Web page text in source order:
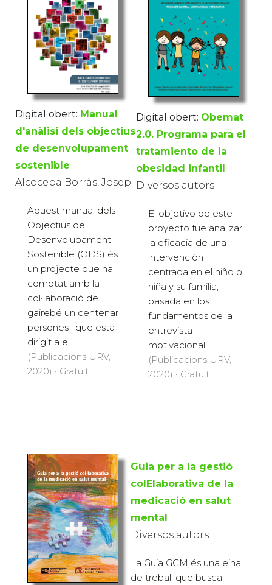
Digital obert: Manual
d'anàlisi dels objectius
de desenvolupament
sostenible
Alcoceba Borràs, Josep
Aquest manual dels
Objectius de
Desenvolupament
Sostenible (ODS) és
un projecte que ha
comptat amb la
col·laboració de
gairebé un centenar
persones i que està
dirigit a e...
(Publicacions URV,
2020) · Gratuït
Digital obert: Obemat
2.0. Programa para el
tratamiento de la
obesidad infantil
Diversos autors
El objetivo de este
proyecto fue analizar
la eficacia de una
intervención
centrada en el niño o
niña y su familia,
basada en los
fundamentos de la
entrevista
motivacional. ...
(Publicacions URV,
2020) · Gratuït
Guia per a la gestió
colElaborativa de la
medicació en salut
mental
Diversos autors
La Guia GCM és una eina
de treball que busca